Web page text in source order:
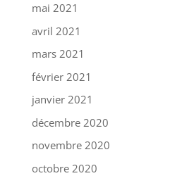
mai 2021
avril 2021
mars 2021
février 2021
janvier 2021
décembre 2020
novembre 2020
octobre 2020